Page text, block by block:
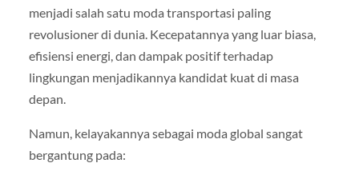
menjadi salah satu moda transportasi paling
revolusioner di dunia. Kecepatannya yang luar biasa,
efisiensi energi, dan dampak positif terhadap
lingkungan menjadikannya kandidat kuat di masa
depan.
Namun, kelayakannya sebagai moda global sangat
bergantung pada: